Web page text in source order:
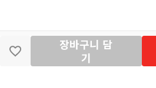
장바구니 담
기
딴지마켓이용약관개인정보처리방침
공지사항